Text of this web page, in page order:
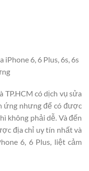
6, 6 Plus, 6s, 6s
TP.HCM có dịch vụ sửa
ứng nhưng để có được
không phải dễ. Và đến
địa chỉ uy tín nhất và
6, 6 Plus, liệt cảm